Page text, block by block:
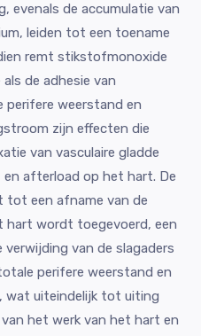
evenals de accumulatie van
leiden tot een toename
remt stikstofmonoxide
de adhesie van
perifere weerstand en
zijn effecten die
van vasculaire gladde
en afterload op het hart. De
tot een afname van de
hart wordt toegevoerd, een
van de slagaders
perifere weerstand en
wat uiteindelijk tot uiting
het werk van het hart en